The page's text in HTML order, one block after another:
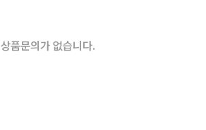
상품문의가 없습니다.